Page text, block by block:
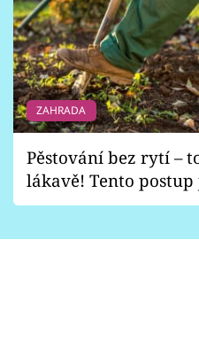
ZAHRADA
Pěstování bez rytí –
lákavě! Tento postup
vhodný jen pro